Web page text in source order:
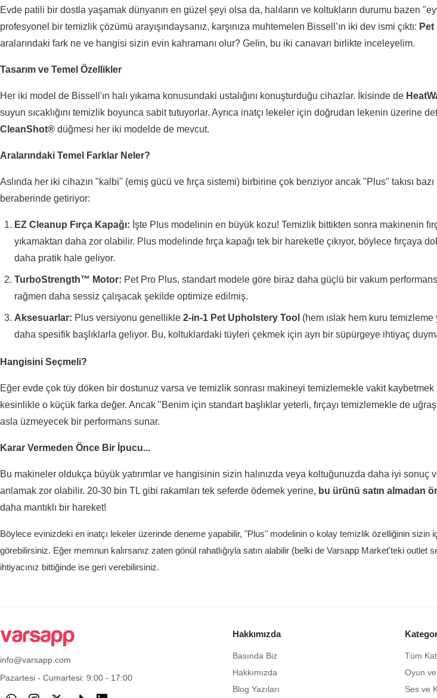
Evde patili bir dostla yaşamak dünyanın en güzel şeyi olsa da, halıların ve koltukların durumu bazen
profesyonel bir temizlik çözümü arayışındaysanız, karşınıza muhtemelen Bissell’ın iki dev ismi çıktı: Pet
aralarındaki fark ne ve hangisi sizin evin kahramanı olur? Gelin, bu iki canavarı birlikte inceleyelim.
Tasarım ve Temel Özellikler
Her iki model de Bissell'ın halı yıkama konusundaki ustalığını konuşturduğu cihazlar. İkisinde de
suyun sıcaklığını temizlik boyunca sabit tutuyorlar. Ayrıca inatçı lekeler için doğrudan lekenin üzerine
CleanShot® düğmesi her iki modelde de mevcut.
Aralarındaki Temel Farklar Neler?
Aslında her iki cihazın "kalbi" (emiş gücü ve fırça sistemi) birbirine çok benziyor ancak "Plus" takısı
beraberinde getiriyor:
EZ Cleanup Fırça Kapağı: İşte Plus modelinin en büyük kozu! Temizlik bittikten sonra makinenin
yıkamaktan daha zor olabilir. Plus modelinde fırça kapağı tek bir hareketle çıkıyor, böylece fırçaya
daha pratik hale geliyor.
TurboStrength™ Motor: Pet Pro Plus, standart modele göre biraz daha güçlü bir vakum
rağmen daha sessiz çalışacak şekilde optimize edilmiş.
Aksesuarlar: Plus versiyonu genellikle 2-in-1 Pet Upholstery Tool (hem ıslak hem kuru
daha spesifik başlıklarla geliyor. Bu, koltuklardaki tüyleri çekmek için ayrı bir süpürgeye ihtiyaç
Hangisini Seçmeli?
Eğer evde çok tüy döken bir dostunuz varsa ve temizlik sonrası makineyi temizlemekle vakit kaybetmek
kesinlikle o küçük farka değer. Ancak "Benim için standart başlıklar yeterli, fırçayı temizlemekle de
asla üzmeyecek bir performans sunar.
Karar Vermeden Önce Bir İpucu...
Bu makineler oldukça büyük yatırımlar ve hangisinin sizin halınızda veya koltuğunuzda daha iyi sonuç
anlamak zor olabilir. 20-30 bin TL gibi rakamları tek seferde ödemek yerine, bu ürünü satın almadan
daha mantıklı bir hareket!
Böylece evinizdeki en inatçı lekeler üzerinde deneme yapabilir, "Plus" modelinin o kolay temizlik özelliğinin sizin
görebilirsiniz. Eğer memnun kalırsanız zaten gönül rahatlığıyla satın alabilir (belki de Varsapp Market'teki outlet
ihtiyacınız bittiğinde ise geri verebilirsiniz.
info@varsapp.com
Pazartesi - Cumartesi: 9:00 - 17:00
Hakkımızda
Basında Biz
Hakkımızda
Blog Yazıları
Tüm
Oyun
Ses ve